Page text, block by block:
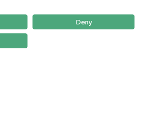
Como Chegar
Newsletter
Deny